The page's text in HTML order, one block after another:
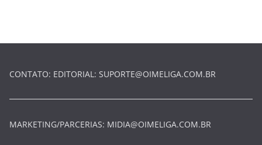
CONTATO: EDITORIAL: SUPORTE@OIMELIGA.COM.BR
MARKETING/PARCERIAS: MIDIA@OIMELIGA.COM.BR